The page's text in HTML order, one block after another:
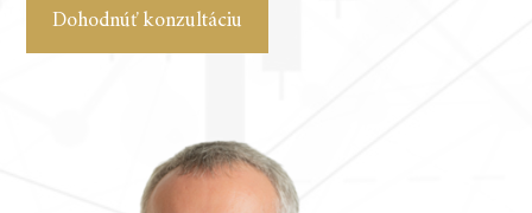
Dohodnúť konzultáciu